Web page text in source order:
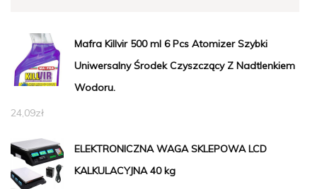
Mafra Killvir 500 ml 6 Pcs Atomizer Szybki
Uniwersalny Środek Czyszczący Z Nadtlenkiem
Wodoru.
24,09zł
ELEKTRONICZNA WAGA SKLEPOWA LCD
KALKULACYJNA 40 kg